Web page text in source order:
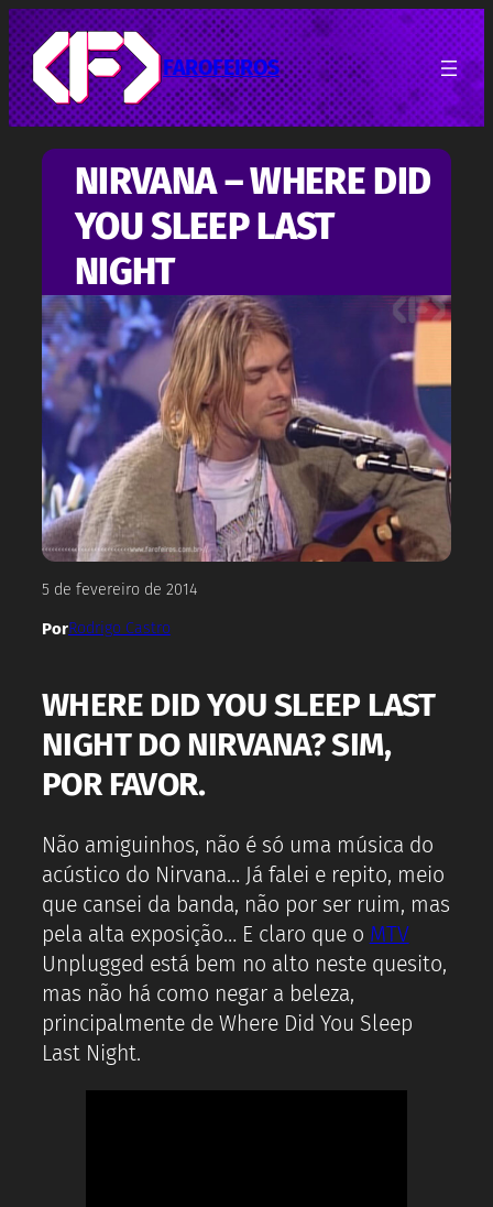
Pular
para
o
conteúdo
FAROFEIROS
NIRVANA – WHERE DID
YOU SLEEP LAST
NIGHT
5 de fevereiro de 2014
PorRodrigo Castro
WHERE DID YOU SLEEP LAST
NIGHT DO NIRVANA? SIM,
POR FAVOR.
Não amiguinhos, não é só uma música do
acústico do Nirvana… Já falei e repito, meio
que cansei da banda, não por ser ruim, mas
pela alta exposição… E claro que o MTV
Unplugged está bem no alto neste quesito,
mas não há como negar a beleza,
principalmente de Where Did You Sleep
Last Night.